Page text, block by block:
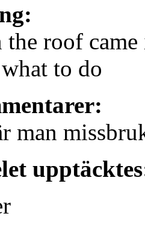
the roof
to do
man